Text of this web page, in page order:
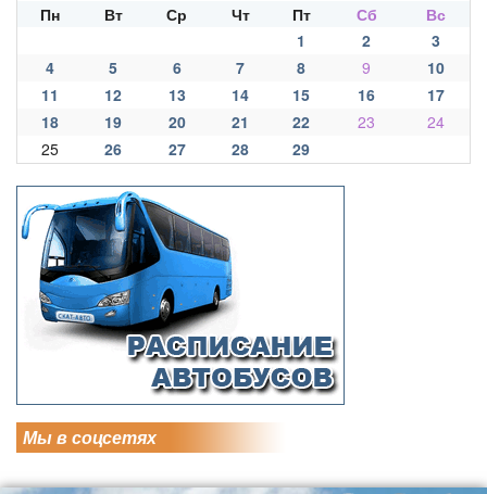
Пн
Вт Ср Чт Пт Сб
Вс
1
2
3
4
5 6 7 8 9
10
11
12 13 14 15 16
17
18
19 20 21 22 23
24
25
26 27 28 29
Мы в соцсетях